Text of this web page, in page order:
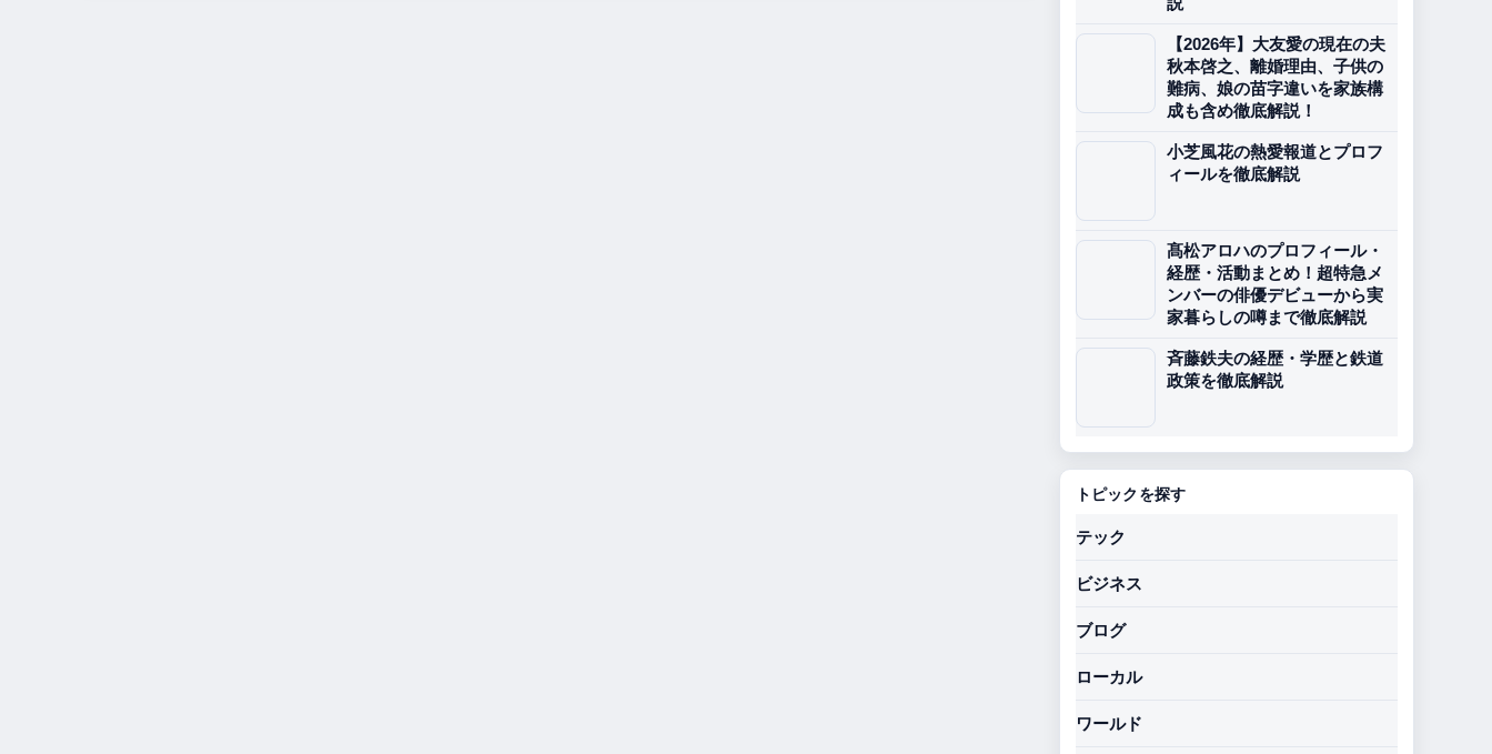
【2026年】大友愛の現在の夫
秋本啓之、離婚理由、子供の
難病、娘の苗字違いを家族構
成も含め徹底解説！
小芝風花の熱愛報道とプロフ
ィールを徹底解説
髙松アロハのプロフィール・
経歴・活動まとめ！超特急メ
ンバーの俳優デビューから実
家暮らしの噂まで徹底解説
斉藤鉄夫の経歴・学歴と鉄道
政策を徹底解説
トピックを探す
テック
ビジネス
ブログ
ローカル
ワールド